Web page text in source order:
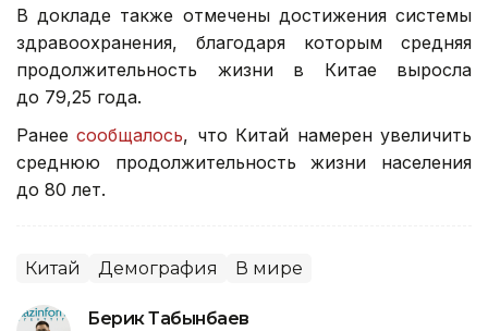
В докладе также отмечены достижения системы
здравоохранения, благодаря которым средняя
продолжительность жизни в Китае выросла
до 79,25 года.
Ранеесообщалось, что Китай намерен увеличить
среднюю продолжительность жизни населения
до 80 лет.
Китай Демография В мире
Берик Табынбаев